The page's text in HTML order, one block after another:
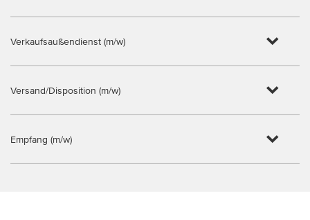
Verkaufsaußendienst (m/w)
Versand/Disposition (m/w)
Empfang (m/w)